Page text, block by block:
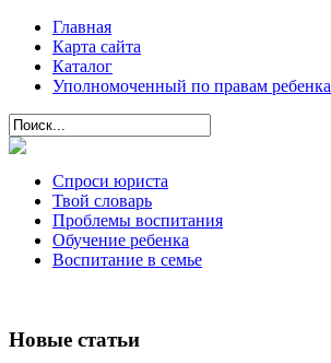
Главная
Карта сайта
Каталог
Уполномоченный по правам ребенка
Спроси юриста
Твой словарь
Проблемы воспитания
Обучение ребенка
Воспитание в семье
Новые статьи